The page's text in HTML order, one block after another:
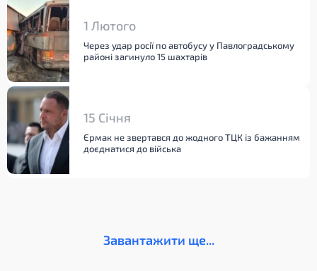
1 Лютого
Через удар росії по автобусу у Павлоградському
районі загинуло 15 шахтарів
15 Січня
Єрмак не звертався до жодного ТЦК із бажанням
доєднатися до війська
Завантажити ще...